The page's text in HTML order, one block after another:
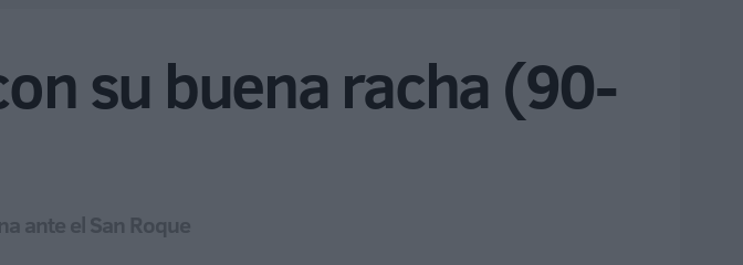
su buena racha (90-
ante el San Roque